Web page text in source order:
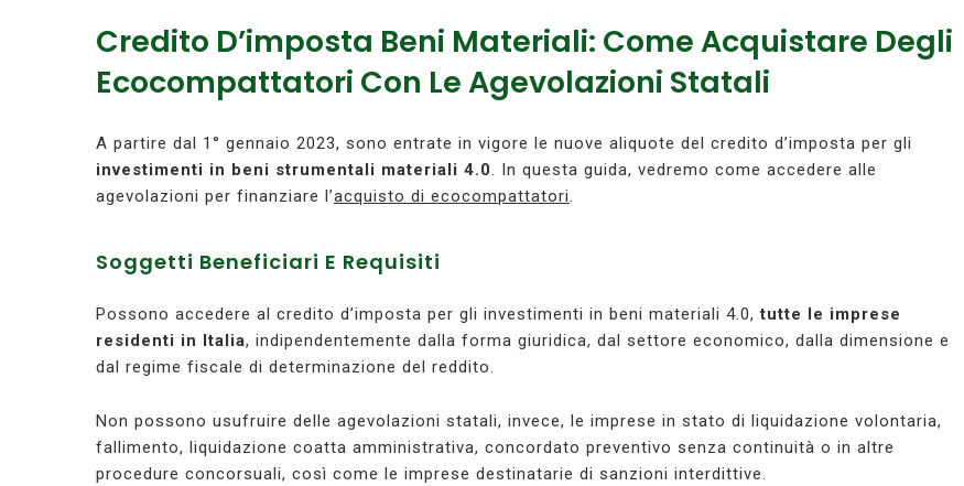
Credito D’imposta Beni Materiali: Come Acquistare Degli
Ecocompattatori Con Le Agevolazioni Statali
A partire dal 1° gennaio 2023, sono entrate in vigore le nuove aliquote del credito d’imposta per gli
investimenti in beni strumentali materiali 4.0. In questa guida, vedremo come accedere alle
agevolazioni per finanziare l’acquisto di ecocompattatori.
Soggetti Beneficiari E Requisiti
Possono accedere al credito d’imposta per gli investimenti in beni materiali 4.0,tutte le imprese
residenti in Italia, indipendentemente dalla forma giuridica, dal settore economico, dalla dimensione e
dal regime fiscale di determinazione del reddito.
Non possono usufruire delle agevolazioni statali, invece, le imprese in stato di liquidazione volontaria,
fallimento, liquidazione coatta amministrativa, concordato preventivo senza continuità o in altre
procedure concorsuali, così come le imprese destinatarie di sanzioni interdittive.